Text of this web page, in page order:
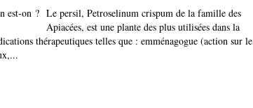
Le persil, Petroselinum crispum de la famille des
Apiacées, est une plante des plus utilisées dans la
thérapeutiques telles que : emménagogue (action sur le